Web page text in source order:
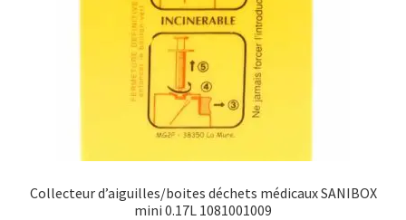
Collecteur d’aiguilles/boites déchets médicaux SANIBOX
mini 0.17L 1081001009